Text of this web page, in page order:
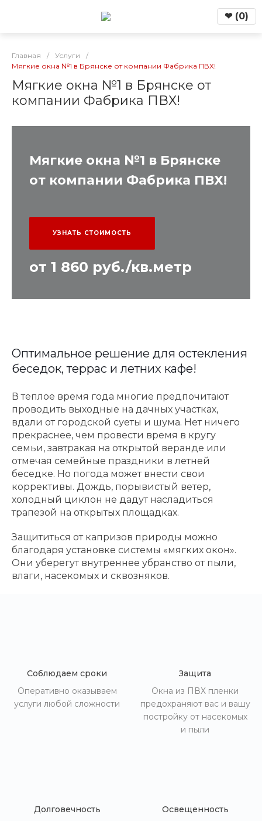
❤ (0)
Главная / Услуги
/
Мягкие окна №1 в Брянске от компании Фабрика ПВХ!
Мягкие окна №1 в Брянске от
компании Фабрика ПВХ!
Мягкие окна №1 в Брянске
от компании Фабрика ПВХ!
УЗНАТЬ СТОИМОСТЬ
от 1 860 руб./кв.метр
Оптимальное решение для остекления
беседок, террас и летних кафе!
В теплое время года многие предпочитают
проводить выходные на дачных участках,
вдали от городской суеты и шума. Нет ничего
прекраснее, чем провести время в кругу
семьи, завтракая на открытой веранде или
отмечая семейные праздники в летней
беседке. Но погода может внести свои
коррективы. Дождь, порывистый ветер,
холодный циклон не дадут насладиться
трапезой на открытых площадках.
Защититься от капризов природы можно
благодаря установке системы «мягких окон».
Они уберегут внутреннее убранство от пыли,
влаги, насекомых и сквозняков.
Соблюдаем сроки
Оперативно оказываем
услуги любой сложности
Защита
Окна из ПВХ пленки
предохраняют вас и вашу
постройку от насекомых
и пыли
Долговечность
Освещенность